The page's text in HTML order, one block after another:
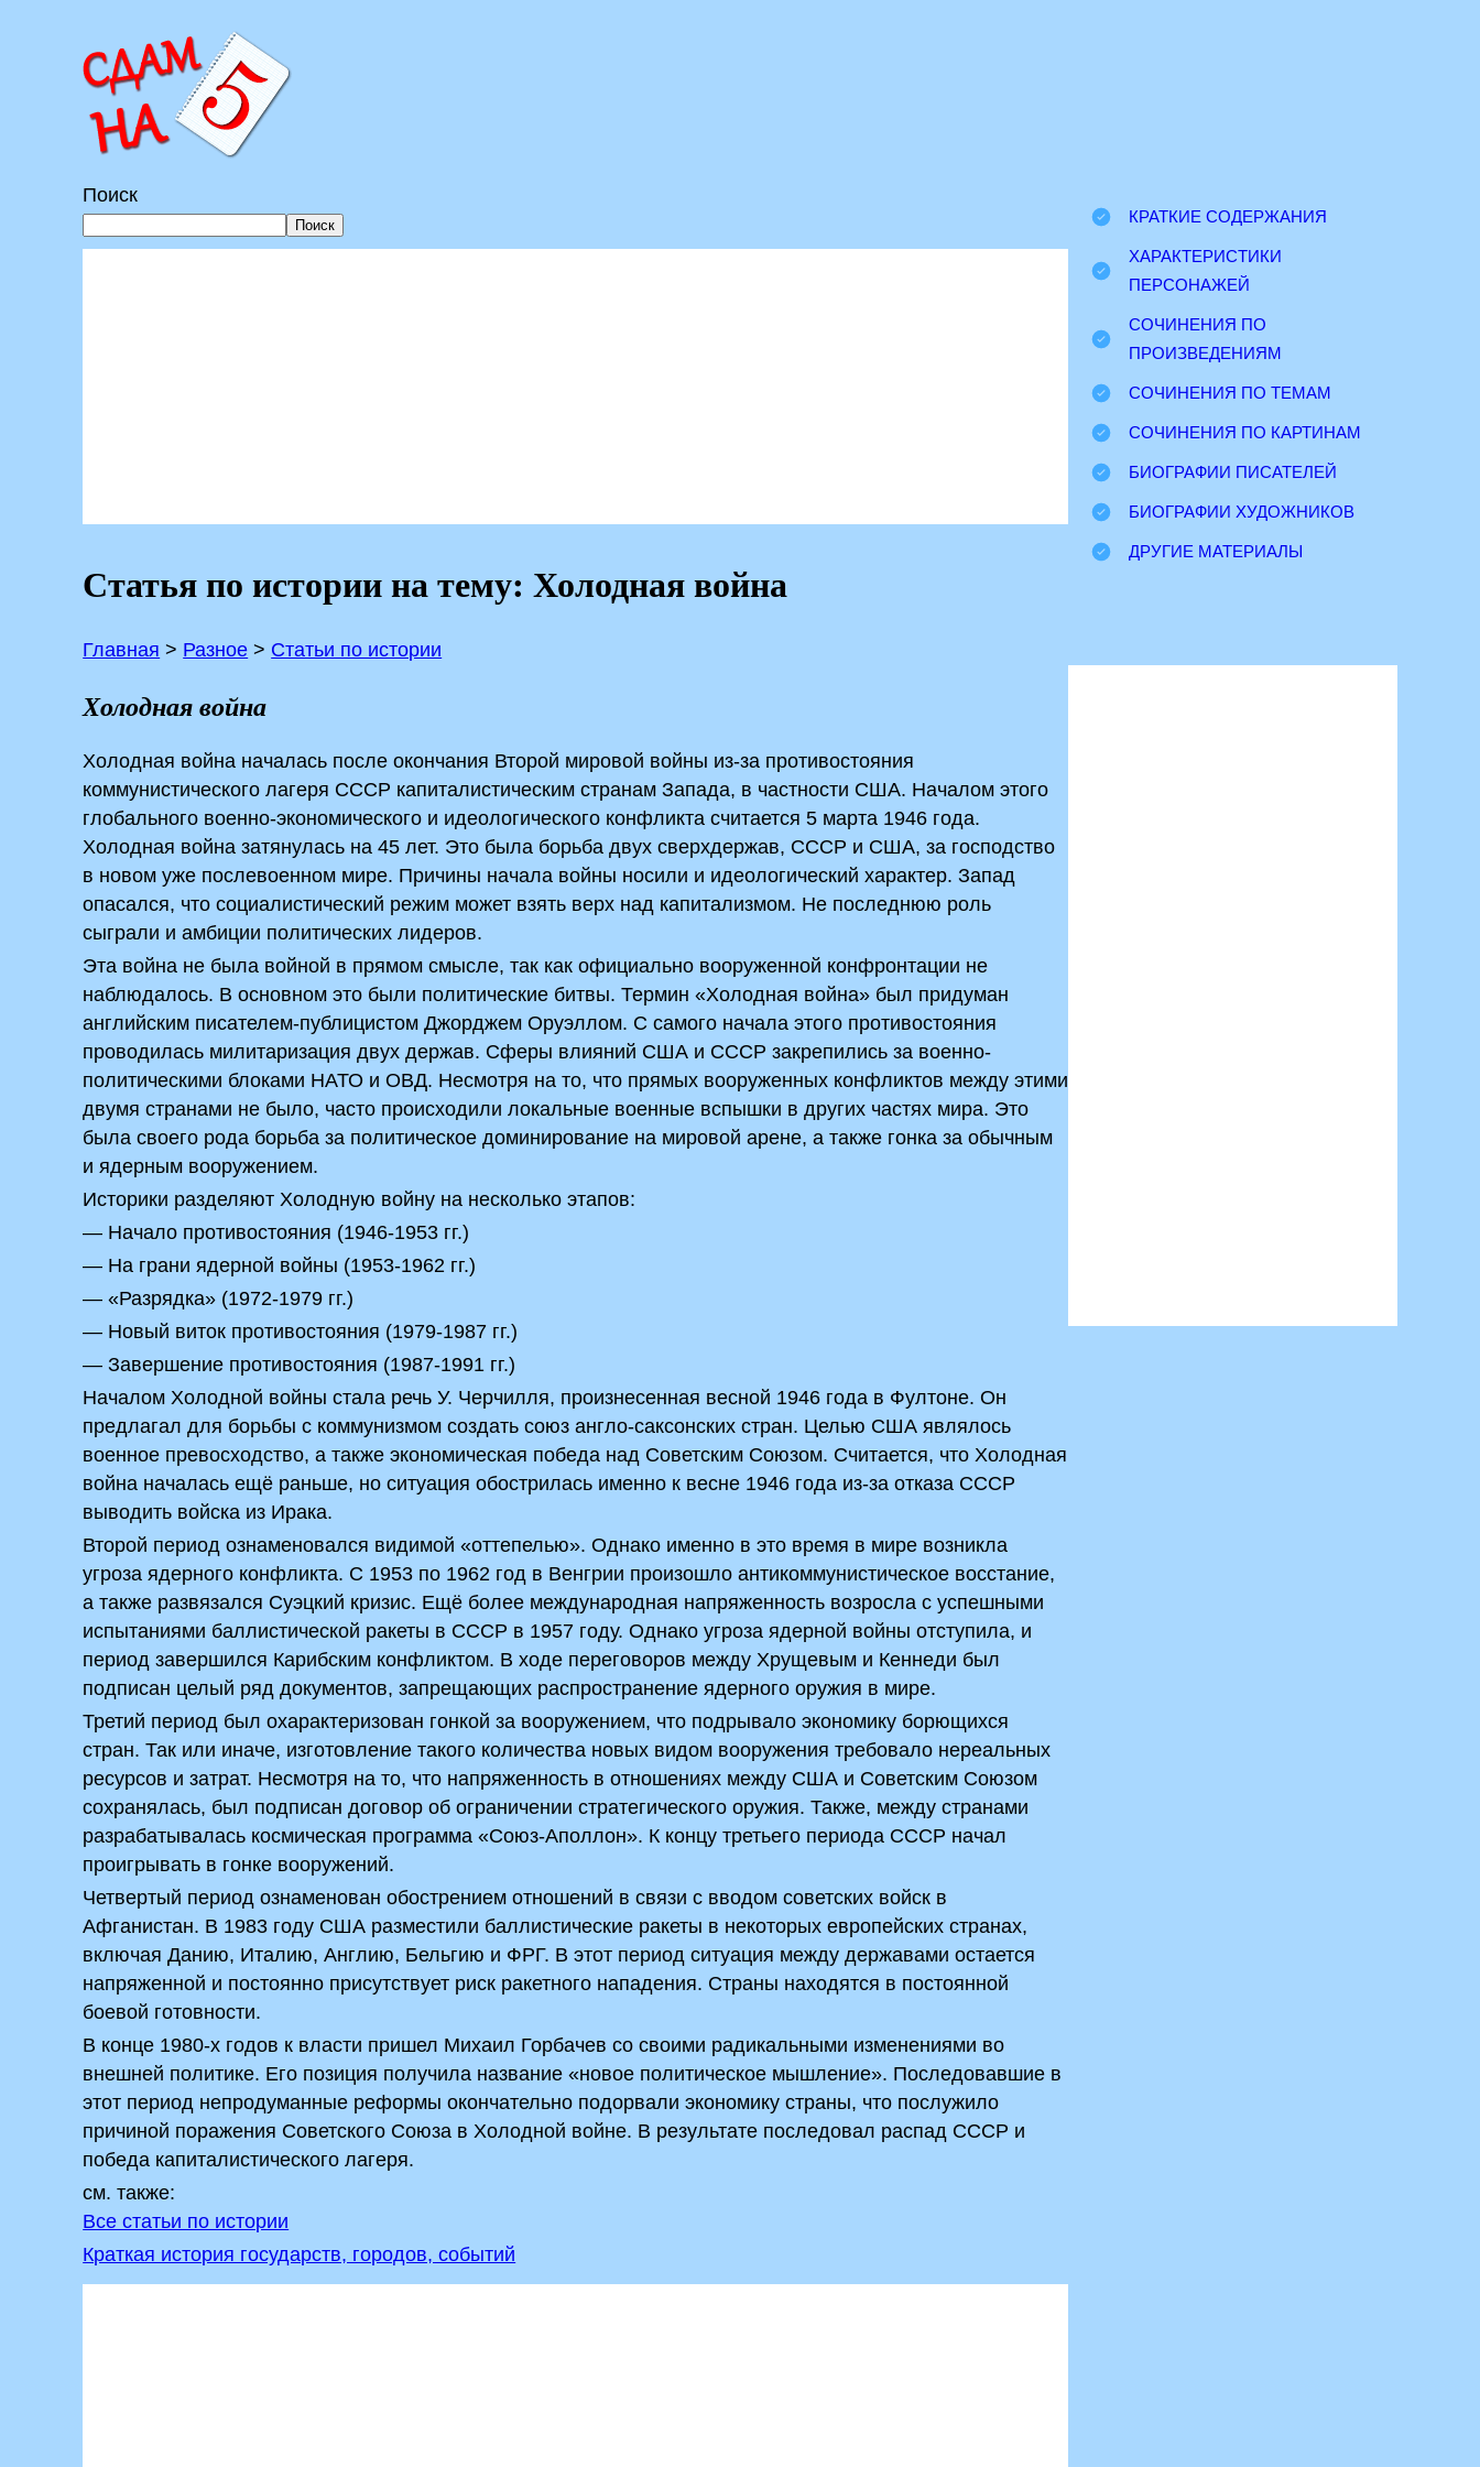
Перейти
к
содержимому
Поиск
Поиск
Статья по истории на тему: Холодная война
Главная > Разное > Статьи по истории
Холодная война
Холодная война началась после окончания Второй мировой войны из-за противостояния
коммунистического лагеря СССР капиталистическим странам Запада, в частности США. Началом этого
глобального военно-экономического и идеологического конфликта считается 5 марта 1946 года.
Холодная война затянулась на 45 лет. Это была борьба двух сверхдержав, СССР и США, за господство
в новом уже послевоенном мире. Причины начала войны носили и идеологический характер. Запад
опасался, что социалистический режим может взять верх над капитализмом. Не последнюю роль
сыграли и амбиции политических лидеров.
Эта война не была войной в прямом смысле, так как официально вооруженной конфронтации не
наблюдалось. В основном это были политические битвы. Термин «Холодная война» был придуман
английским писателем-публицистом Джорджем Оруэллом. С самого начала этого противостояния
проводилась милитаризация двух держав. Сферы влияний США и СССР закрепились за военно-
политическими блоками НАТО и ОВД. Несмотря на то, что прямых вооруженных конфликтов между этими
двумя странами не было, часто происходили локальные военные вспышки в других частях мира. Это
была своего рода борьба за политическое доминирование на мировой арене, а также гонка за обычным
и ядерным вооружением.
Историки разделяют Холодную войну на несколько этапов:
— Начало противостояния (1946-1953 гг.)
— На грани ядерной войны (1953-1962 гг.)
— «Разрядка» (1972-1979 гг.)
— Новый виток противостояния (1979-1987 гг.)
— Завершение противостояния (1987-1991 гг.)
Началом Холодной войны стала речь У. Черчилля, произнесенная весной 1946 года в Фултоне. Он
предлагал для борьбы с коммунизмом создать союз англо-саксонских стран. Целью США являлось
военное превосходство, а также экономическая победа над Советским Союзом. Считается, что Холодная
война началась ещё раньше, но ситуация обострилась именно к весне 1946 года из-за отказа СССР
выводить войска из Ирака.
Второй период ознаменовался видимой «оттепелью». Однако именно в это время в мире возникла
угроза ядерного конфликта. С 1953 по 1962 год в Венгрии произошло антикоммунистическое восстание,
а также развязался Суэцкий кризис. Ещё более международная напряженность возросла с успешными
испытаниями баллистической ракеты в СССР в 1957 году. Однако угроза ядерной войны отступила, и
период завершился Карибским конфликтом. В ходе переговоров между Хрущевым и Кеннеди был
подписан целый ряд документов, запрещающих распространение ядерного оружия в мире.
Третий период был охарактеризован гонкой за вооружением, что подрывало экономику борющихся
стран. Так или иначе, изготовление такого количества новых видом вооружения требовало нереальных
ресурсов и затрат. Несмотря на то, что напряженность в отношениях между США и Советским Союзом
сохранялась, был подписан договор об ограничении стратегического оружия. Также, между странами
разрабатывалась космическая программа «Союз-Аполлон». К концу третьего периода СССР начал
проигрывать в гонке вооружений.
Четвертый период ознаменован обострением отношений в связи с вводом советских войск в
Афганистан. В 1983 году США разместили баллистические ракеты в некоторых европейских странах,
включая Данию, Италию, Англию, Бельгию и ФРГ. В этот период ситуация между державами остается
напряженной и постоянно присутствует риск ракетного нападения. Страны находятся в постоянной
боевой готовности.
В конце 1980-х годов к власти пришел Михаил Горбачев со своими радикальными изменениями во
внешней политике. Его позиция получила название «новое политическое мышление». Последовавшие в
этот период непродуманные реформы окончательно подорвали экономику страны, что послужило
причиной поражения Советского Союза в Холодной войне. В результате последовал распад СССР и
победа капиталистического лагеря.
см. также:
Все статьи по истории
Краткая история государств, городов, событий
КРАТКИЕ СОДЕРЖАНИЯ
ХАРАКТЕРИСТИКИ
ПЕРСОНАЖЕЙ
СОЧИНЕНИЯ ПО
ПРОИЗВЕДЕНИЯМ
СОЧИНЕНИЯ ПО ТЕМАМ
СОЧИНЕНИЯ ПО КАРТИНАМ
БИОГРАФИИ ПИСАТЕЛЕЙ
БИОГРАФИИ ХУДОЖНИКОВ
ДРУГИЕ МАТЕРИАЛЫ